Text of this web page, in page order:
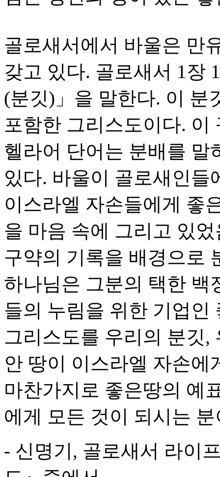
골로새서에서 바울은 만
갖고 있다. 골로새서 1장
(분깃)」을 말한다. 이 분
포함한 그리스도이다.
헬라어 단어는 분배를 말
있다. 바울이 골로새인들
이스라엘 자손들에게 좋
을 마음 속에 그리고 있
구약의 기록을 배경으로
하나님은 그분의 택한 백
들의 누림을 위한 기업인
그리스도를 우리의 분깃,
안 땅이 이스라엘 자손
마찬가지로 좋은땅의 예
에게 모든 것이 되시는
- 신명기, 골로새서 라이